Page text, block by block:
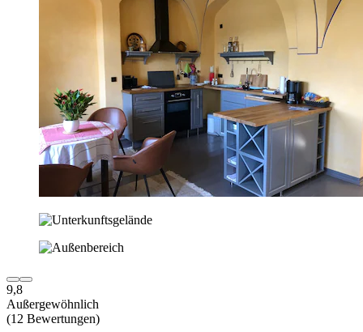
9,8
Außergewöhnlich
(12 Bewertungen)